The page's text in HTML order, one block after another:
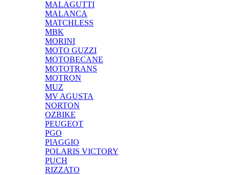
MALAGUTTI
MALANCA
MATCHLESS
MBK
MORINI
MOTO GUZZI
MOTOBECANE
MOTOTRANS
MOTRON
MUZ
MV AGUSTA
NORTON
OZBIKE
PEUGEOT
PGO
PIAGGIO
POLARIS VICTORY
PUCH
RIZZATO